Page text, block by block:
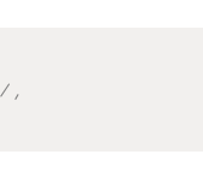
/ ,